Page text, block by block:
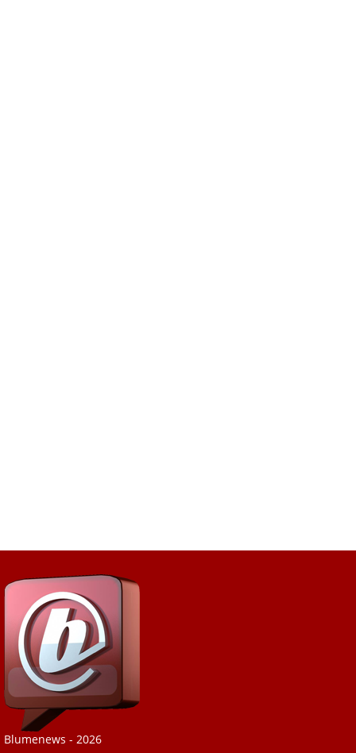
Blumenews - 2026